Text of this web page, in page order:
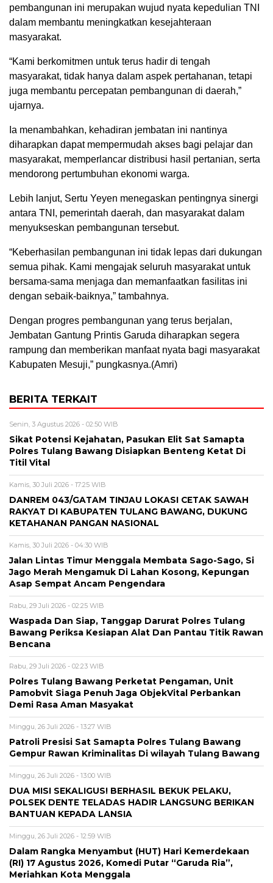
pembangunan ini merupakan wujud nyata kepedulian TNI
dalam membantu meningkatkan kesejahteraan
masyarakat.
“Kami berkomitmen untuk terus hadir di tengah
masyarakat, tidak hanya dalam aspek pertahanan, tetapi
juga membantu percepatan pembangunan di daerah,”
ujarnya.
Ia menambahkan, kehadiran jembatan ini nantinya
diharapkan dapat mempermudah akses bagi pelajar dan
masyarakat, memperlancar distribusi hasil pertanian, serta
mendorong pertumbuhan ekonomi warga.
Lebih lanjut, Sertu Yeyen menegaskan pentingnya sinergi
antara TNI, pemerintah daerah, dan masyarakat dalam
menyukseskan pembangunan tersebut.
“Keberhasilan pembangunan ini tidak lepas dari dukungan
semua pihak. Kami mengajak seluruh masyarakat untuk
bersama-sama menjaga dan memanfaatkan fasilitas ini
dengan sebaik-baiknya,” tambahnya.
Dengan progres pembangunan yang terus berjalan,
Jembatan Gantung Printis Garuda diharapkan segera
rampung dan memberikan manfaat nyata bagi masyarakat
Kabupaten Mesuji,” pungkasnya.(Amri)
BERITA TERKAIT
Senin, 3 Agustus 2026 - 02:50 WIB
Sikat Potensi Kejahatan, Pasukan Elit Sat Samapta
Polres Tulang Bawang Disiapkan Benteng Ketat Di
Titil Vital
Kamis, 30 Juli 2026 - 17:25 WIB
DANREM 043/GATAM TINJAU LOKASI CETAK SAWAH
RAKYAT DI KABUPATEN TULANG BAWANG, DUKUNG
KETAHANAN PANGAN NASIONAL
Kamis, 30 Juli 2026 - 04:30 WIB
Jalan Lintas Timur Menggala Membata Sago-Sago, Si
Jago Merah Mengamuk Di Lahan Kosong, Kepungan
Asap Sempat Ancam Pengendara
Rabu, 29 Juli 2026 - 02:25 WIB
Waspada Dan Siap, Tanggap Darurat Polres Tulang
Bawang Periksa Kesiapan Alat Dan Pantau Titik Rawan
Bencana
Rabu, 29 Juli 2026 - 02:23 WIB
Polres Tulang Bawang Perketat Pengaman, Unit
Pamobvit Siaga Penuh Jaga ObjekVital Perbankan
Demi Rasa Aman Masyakat
Minggu, 26 Juli 2026 - 13:27 WIB
Patroli Presisi Sat Samapta Polres Tulang Bawang
Gempur Rawan Kriminalitas Di wilayah Tulang Bawang
Minggu, 26 Juli 2026 - 13:00 WIB
DUA MISI SEKALIGUS! BERHASIL BEKUK PELAKU,
POLSEK DENTE TELADAS HADIR LANGSUNG BERIKAN
BANTUAN KEPADA LANSIA
Minggu, 26 Juli 2026 - 12:59 WIB
Dalam Rangka Menyambut (HUT) Hari Kemerdekaan
(RI) 17 Agustus 2026, Komedi Putar “Garuda Ria”,
Meriahkan Kota Menggala